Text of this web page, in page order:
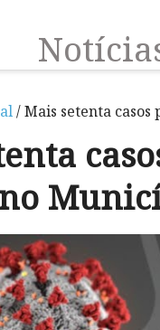
/ Mais setenta